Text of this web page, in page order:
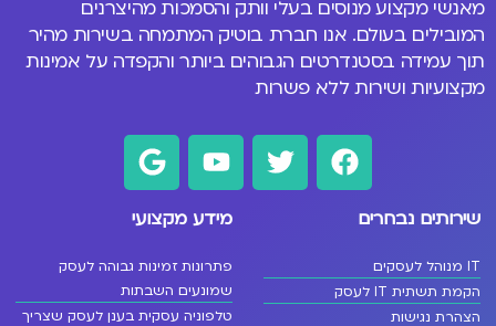
מאנשי מקצוע מנוסים בעלי וותק והסמכות מהיצרנים
המובילים בעולם. אנו חברת בוטיק המתמחה בשירות מהיר
תוך עמידה בסטנדרטים הגבוהים ביותר והקפדה על אמינות
מקצועיות ושירות ללא פשרות
שירותים נבחרים
IT מנוהל לעסקים
הקמת תשתית IT לעסק
הצהרת נגישות
מידע מקצועי
פתרונות זמינות גבוהה לעסק
שמונעים השבתות
טלפוניה עסקית בענן לעסק שצריך